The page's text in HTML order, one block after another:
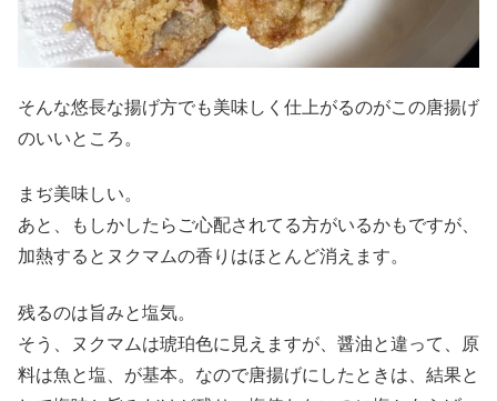
そんな悠長な揚げ方でも美味しく仕上がるのがこの唐揚げ
のいいところ。
まぢ美味しい。
あと、もしかしたらご心配されてる方がいるかもですが、
加熱するとヌクマムの香りはほとんど消えます。
残るのは旨みと塩気。
そう、ヌクマムは琥珀色に見えますが、醤油と違って、原
料は魚と塩、が基本。なので唐揚げにしたときは、結果と